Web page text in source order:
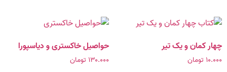
چهار کمان و یک تیر
۱۰.۰۰۰ تومان
حواصیل خاکستری و دیاسپورا
۱۳۰.۰۰۰ تومان